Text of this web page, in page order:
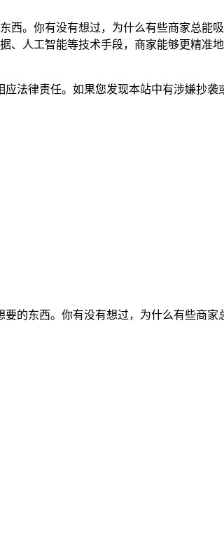
。你有没有想过，为什么有些商家总能
人工智能等技术手段，商家能够更精准
法律责任。如果您发现本站中有涉嫌抄袭
的东西。你有没有想过，为什么有些商